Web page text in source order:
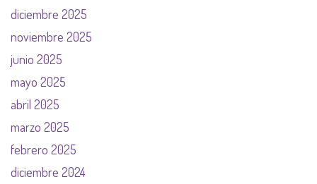
diciembre 2025
noviembre 2025
junio 2025
mayo 2025
abril 2025
marzo 2025
febrero 2025
diciembre 2024